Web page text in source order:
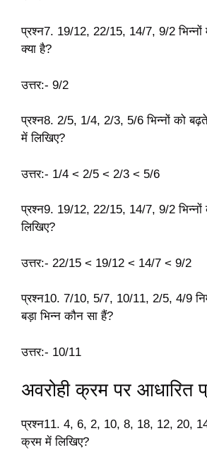
प्रश्न7. 19/12, 22/15, 14/7, 9/2 भिन्नों
क्या है?
उत्तर:- 9/2
प्रश्न8. 2/5, 1/4, 2/3, 5/6 भिन्नों को
में लिखिए?
उत्तर:- 1/4 < 2/5 < 2/3 < 5/6
प्रश्न9. 19/12, 22/15, 14/7, 9/2 भिन्नों
लिखिए?
उत्तर:- 22/15 < 19/12 < 14/7 < 9/2
प्रश्न10. 7/10, 5/7, 10/11, 2/5, 4/9
बड़ा भिन्न कौन सा हैं?
उत्तर:- 10/11
अवरोही क्रम पर आधारित
प्रश्न11. 4, 6, 2, 10, 8, 18, 12, 20,
क्रम में लिखिए?